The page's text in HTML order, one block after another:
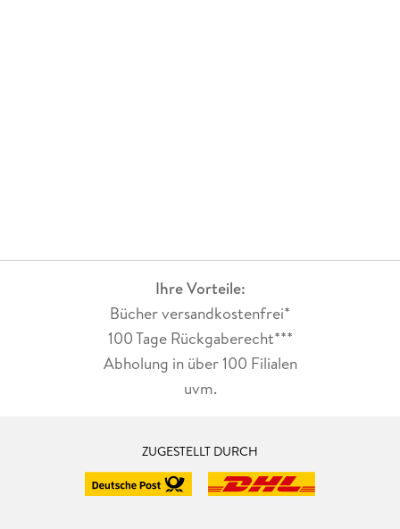
Ihre Vorteile:
Bücher versandkostenfrei*
100 Tage Rückgaberecht***
Abholung in über 100 Filialen
uvm.
ZUGESTELLT DURCH